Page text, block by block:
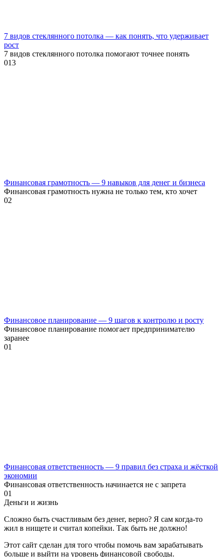
7 видов стеклянного потолка — как понять, что удерживает
рост
7 видов стеклянного потолка помогают точнее понять
013
Финансовая грамотность — 9 навыков для денег и бизнеса
Финансовая грамотность нужна не только тем, кто хочет
02
Финансовое планирование — 9 шагов к контролю и росту
Финансовое планирование помогает предпринимателю
заранее
01
Финансовая ответственность — 9 правил без страха и жёсткой
экономии
Финансовая ответственность начинается не с запрета
01
Деньги и жизнь
Сложно быть счастливым без денег, верно? Я сам когда-то
жил в нищете и считал копейки. Так быть не должно!
Этот сайт сделан для того чтобы помочь вам зарабатывать
больше и выйти на уровень финансовой свободы.